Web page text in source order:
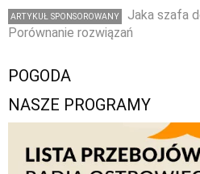
ARTYKUŁ SPONSOROWANY
Jaka szafa
Porównanie rozwiązań
POGODA
NASZE PROGRAMY